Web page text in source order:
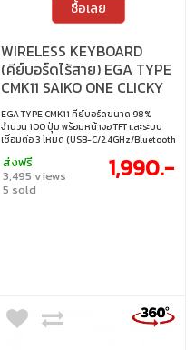
ซื้อเลย
WIRELESS KEYBOARD
(คีย์บอร์ดไร้สาย) EGA TYPE
CMK11 SAIKO ONE CLICKY
SWITCH RGB EN/TH -
BLACK
EGA TYPE CMK11 คีย์บอร์ดขนาด 98%
จำนวน 100 ปุ่ม พร้อมหน้าจอ TFT และระบบ
เชื่อมต่อ 3 โหมด (USB-C/2.4GHz/Bluetooth
โครงสร้าง Gasket และโฟม EVA ปุ่ม PBT
โปรไฟล์ Cherry ไฟ RGB 19 โหมด พร้อม
ซอฟต์แวร์ Macro ใช้งานได้ทั้ง Windows และ
ส่งฟรี
3,495 views
5 sold
1,990.-